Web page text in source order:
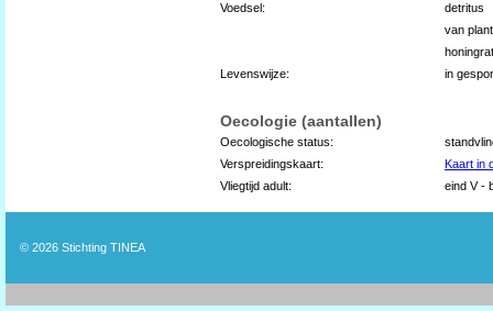
Voedsel:
detritus
van
Levenswijze:
in
Oecologie (aantallen)
Oecologische status:
Verspreidingskaart:
Kaart in
Vliegtijd adult:
eind V -
© 2026 Stichting TINEA